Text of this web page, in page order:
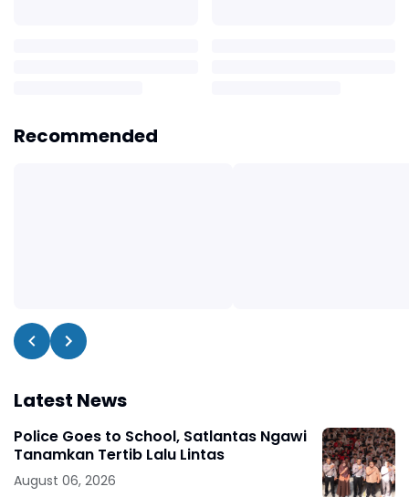
Recommended
Latest News
Police Goes to School, Satlantas Ngawi
Tanamkan Tertib Lalu Lintas
August 06, 2026